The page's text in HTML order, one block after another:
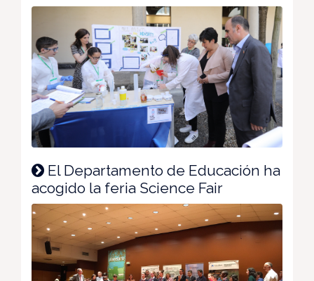
El Departamento de Educación ha
acogido la feria Science Fair